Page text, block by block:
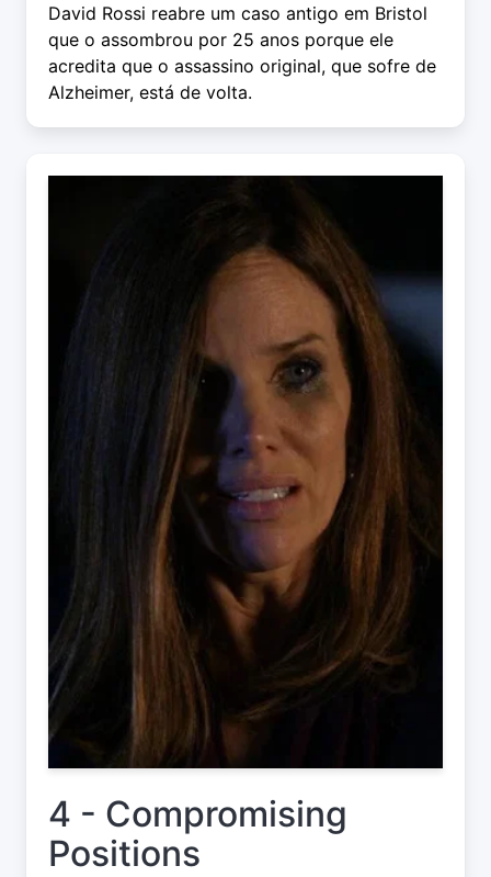
David Rossi reabre um caso antigo em Bristol
que o assombrou por 25 anos porque ele
acredita que o assassino original, que sofre de
Alzheimer, está de volta.
4 - Compromising
Positions